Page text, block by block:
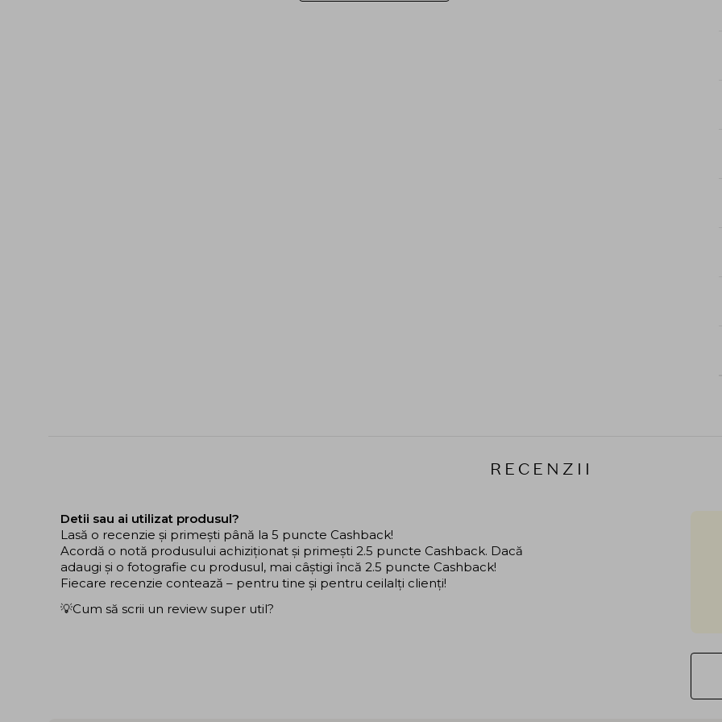
RECENZII
Detii sau ai utilizat produsul?
Lasă o recenzie și primești până la 5 puncte Cashback!
Acordă o notă produsului achiziționat și primești 2.5 puncte Cashback. Dacă
adaugi și o fotografie cu produsul, mai câștigi încă 2.5 puncte Cashback!
Fiecare recenzie contează – pentru tine și pentru ceilalți clienți!
💡Cum să scrii un review super util?